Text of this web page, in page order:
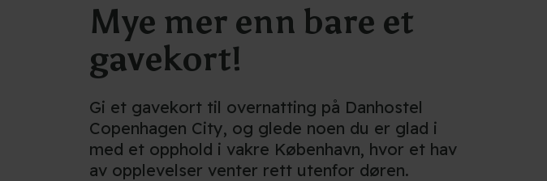
Mye mer enn bare et
gavekort!
Gi et gavekort til overnatting på Danhostel
Copenhagen City, og glede noen du er glad i
med et opphold i vakre København, hvor et hav
av opplevelser venter rett utenfor døren.